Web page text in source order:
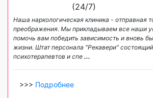
(24/7)
Наша наркологическая клиника - отправная
преображения. Мы прикладываем все наши
помочь вам победить зависимость и вновь
жизни. Штат персонала "Рекавери"
психотерапевтов и спе ...
>>> Подробнее